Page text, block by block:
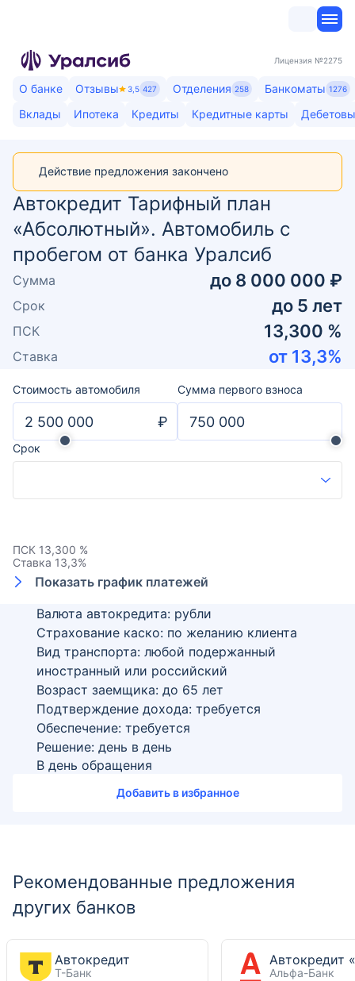
Лицензия №2275
О банке Отзывы 3,5 427 Отделения 258 Банкоматы 1276
Вклады Ипотека Кредиты Кредитные карты
Действие предложения закончено
Автокредит Тарифный план
«Абсолютный». Автомобиль с
пробегом от банка Уралсиб
Добавить в избранное
Сумма до 8 000 000 ₽
Срок до 5 лет
ПСК 13,300 %
Ставка от 13,3%
Валюта автокредита: рубли
Страхование каско: по желанию клиента
Вид транспорта: любой подержанный
иностранный или российский
Возраст заемщика: до 65 лет
Подтверждение дохода: требуется
Обеспечение: требуется
Решение: день в день
В день обращения
Стоимость автомобиля
₽
Сумма первого взноса
Срок
ПСК 13,300 %
Ставка 13,3%
Показать график платежей
Рекомендованные предложения
других банков
Автокредит
Т-Банк
Альфа-Банк